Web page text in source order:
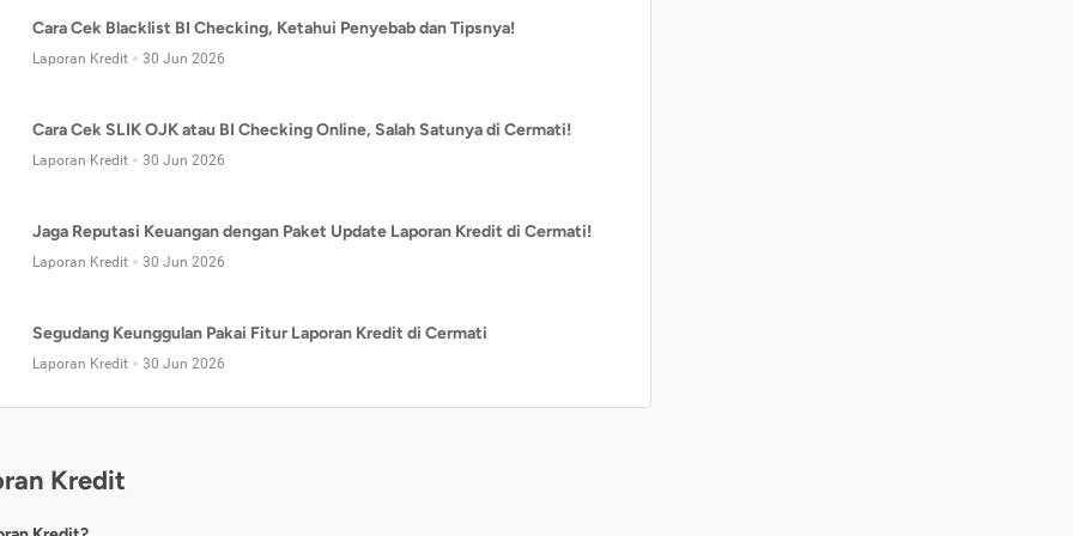
Cara Cek Blacklist BI Checking, Ketahui Penyebab dan Tipsnya!
Laporan Kredit 30 Jun 2026
Cara Cek SLIK OJK atau BI Checking Online, Salah Satunya di Cermati!
Laporan Kredit 30 Jun 2026
Jaga Reputasi Keuangan dengan Paket Update Laporan Kredit di Cermati!
Laporan Kredit 30 Jun 2026
Segudang Keunggulan Pakai Fitur Laporan Kredit di Cermati
Laporan Kredit 30 Jun 2026
Kredit